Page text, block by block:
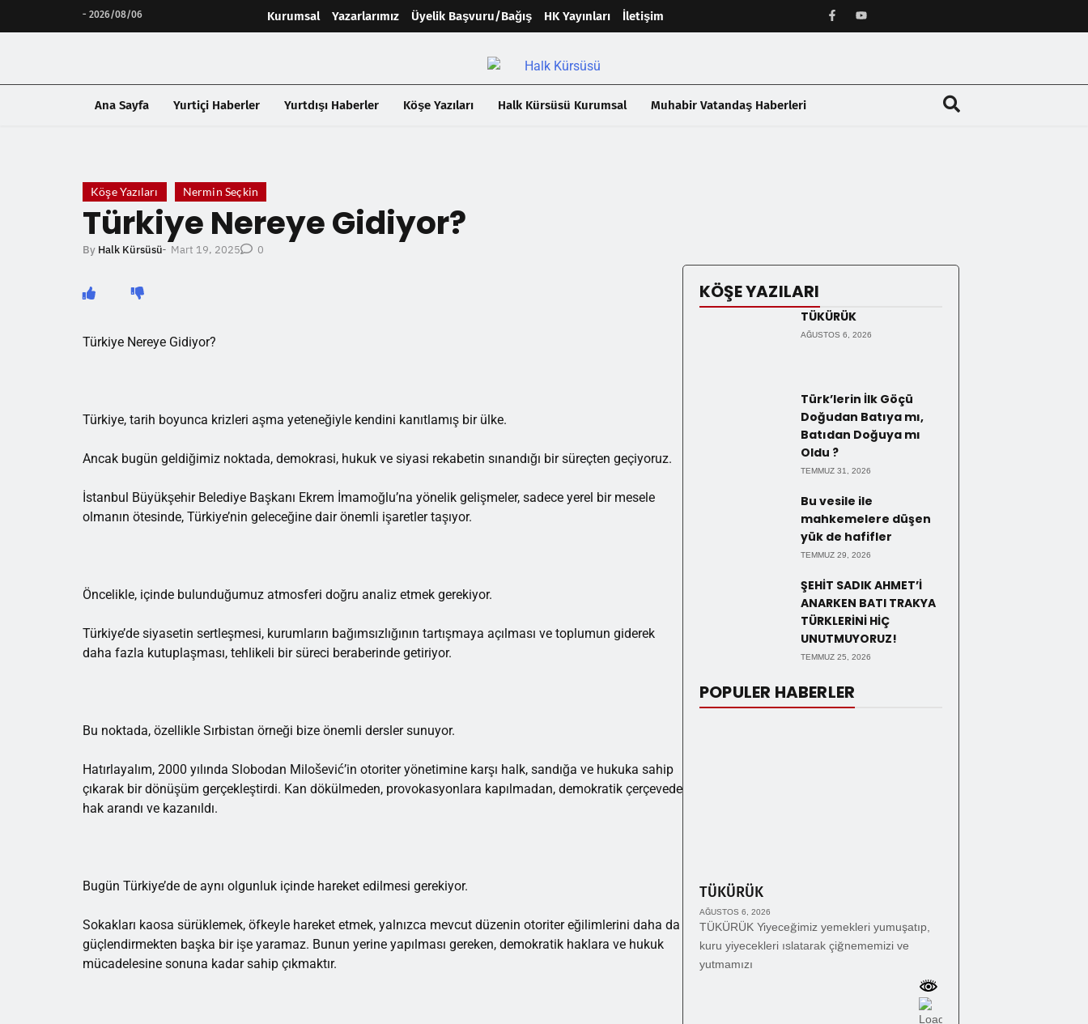
- 2026/08/06 Kurumsal Yazarlarımız Üyelik Başvuru/Bağış HK Yayınları İletişim
Ana Sayfa Yurtiçi Haberler Yurtdışı Haberler Köşe Yazıları Halk Kürsüsü Kurumsal Muhabir Vatandaş Haberleri
Köşe Yazıları Nermin Seçkin
Türkiye Nereye Gidiyor?
By Halk Kürsüsü- Mart 19, 2025 0
Türkiye Nereye Gidiyor?
Türkiye, tarih boyunca krizleri aşma yeteneğiyle kendini kanıtlamış bir ülke.
Ancak bugün geldiğimiz noktada, demokrasi, hukuk ve siyasi rekabetin sınandığı bir süreçten geçiyoruz.
İstanbul Büyükşehir Belediye Başkanı Ekrem İmamoğlu’na yönelik gelişmeler, sadece yerel bir mesele
olmanın ötesinde, Türkiye’nin geleceğine dair önemli işaretler taşıyor.
Öncelikle, içinde bulunduğumuz atmosferi doğru analiz etmek gerekiyor.
Türkiye’de siyasetin sertleşmesi, kurumların bağımsızlığının tartışmaya açılması ve toplumun giderek
daha fazla kutuplaşması, tehlikeli bir süreci beraberinde getiriyor.
Bu noktada, özellikle Sırbistan örneği bize önemli dersler sunuyor.
Hatırlayalım, 2000 yılında Slobodan Milošević’in otoriter yönetimine karşı halk, sandığa ve hukuka sahip
çıkarak bir dönüşüm gerçekleştirdi. Kan dökülmeden, provokasyonlara kapılmadan, demokratik çerçevede
hak arandı ve kazanıldı.
Bugün Türkiye’de de aynı olgunluk içinde hareket edilmesi gerekiyor.
Sokakları kaosa sürüklemek, öfkeyle hareket etmek, yalnızca mevcut düzenin otoriter eğilimlerini daha da
güçlendirmekten başka bir işe yaramaz. Bunun yerine yapılması gereken, demokratik haklara ve hukuk
mücadelesine sonuna kadar sahip çıkmaktır.
KÖŞE YAZILARI
TÜKÜRÜK
AĞUSTOS 6, 2026
Türk’lerin İlk Göçü
Doğudan Batıya mı,
Batıdan Doğuya mı
Oldu ?
TEMMUZ 31, 2026
Bu vesile ile
mahkemelere düşen
yük de hafifler
TEMMUZ 29, 2026
ŞEHİT SADIK AHMET’İ
ANARKEN BATI TRAKYA
TÜRKLERİNİ HİÇ
UNUTMUYORUZ!
TEMMUZ 25, 2026
POPULER HABERLER
TÜKÜRÜK
AĞUSTOS 6, 2026
TÜKÜRÜK Yiyeceğimiz yemekleri yumuşatıp,
kuru yiyecekleri ıslatarak çiğnememizi ve
yutmamızı